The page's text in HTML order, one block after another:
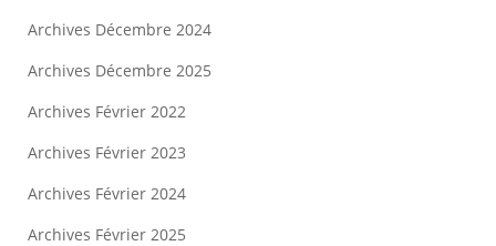
Archives Décembre 2024
Archives Décembre 2025
Archives Février 2022
Archives Février 2023
Archives Février 2024
Archives Février 2025